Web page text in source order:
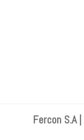
Fercon S.A |